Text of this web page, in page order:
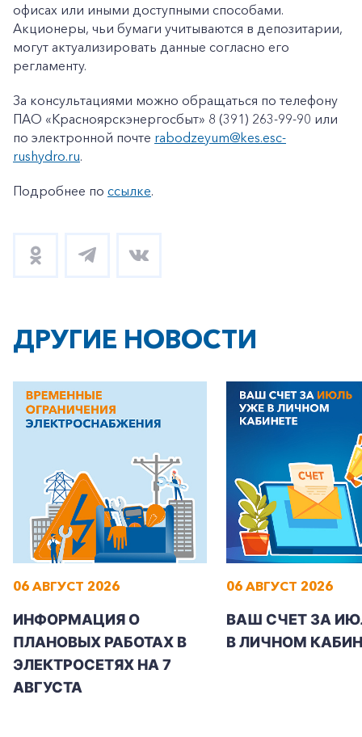
+7-800-700-24-57
Заказать обратный звонок
Частным клиентам
Корпоративным клиентам
офисах или иными доступными способами.
Акционеры, чьи бумаги учитываются в депозитарии,
могут актуализировать данные согласно его
регламенту.
За консультациями можно обращаться по телефону
ПАО «Красноярскэнергосбыт» 8 (391) 263-99-90 или
по электронной почте rabodzeyum@kes.esc-
rushydro.ru.
Подробнее по ссылке.
ДРУГИЕ НОВОСТИ
06 АВГУСТ 2026
ИНФОРМАЦИЯ О
ПЛАНОВЫХ РАБОТАХ В
ЭЛЕКТРОСЕТЯХ НА 7
АВГУСТА
06 АВГУСТ 2026
ВАШ СЧЕТ ЗА
В ЛИЧНОМ